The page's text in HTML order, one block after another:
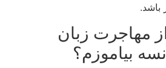
باشد.
از مهاجرت زبان
بیاموزم؟